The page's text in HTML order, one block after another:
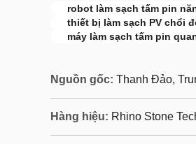
robot làm sạch tấm pin
thiết bị làm sạch PV chổi
máy làm sạch tấm pin
Nguồn gốc: Thanh Đảo,
Hàng hiệu: Rhino Stone